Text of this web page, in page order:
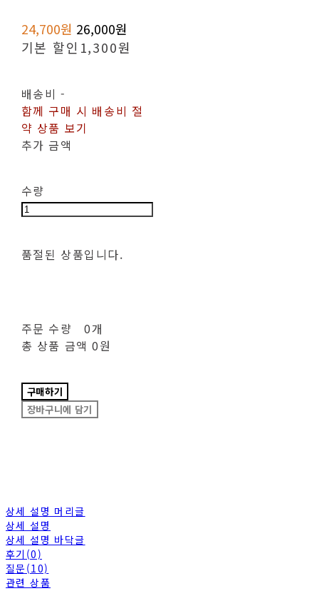
24,700원 26,000원
기본 할인 1,300원
배송비 -
함께 구매 시 배송비 절
약 상품 보기
추가 금액
수량
품절된 상품입니다.
주문 수량
0개
총 상품 금액 0원
구매하기
장바구니에 담기
상세 설명 머리글
상세 설명
상세 설명 바닥글
후기(0)
질문(10)
관련 상품